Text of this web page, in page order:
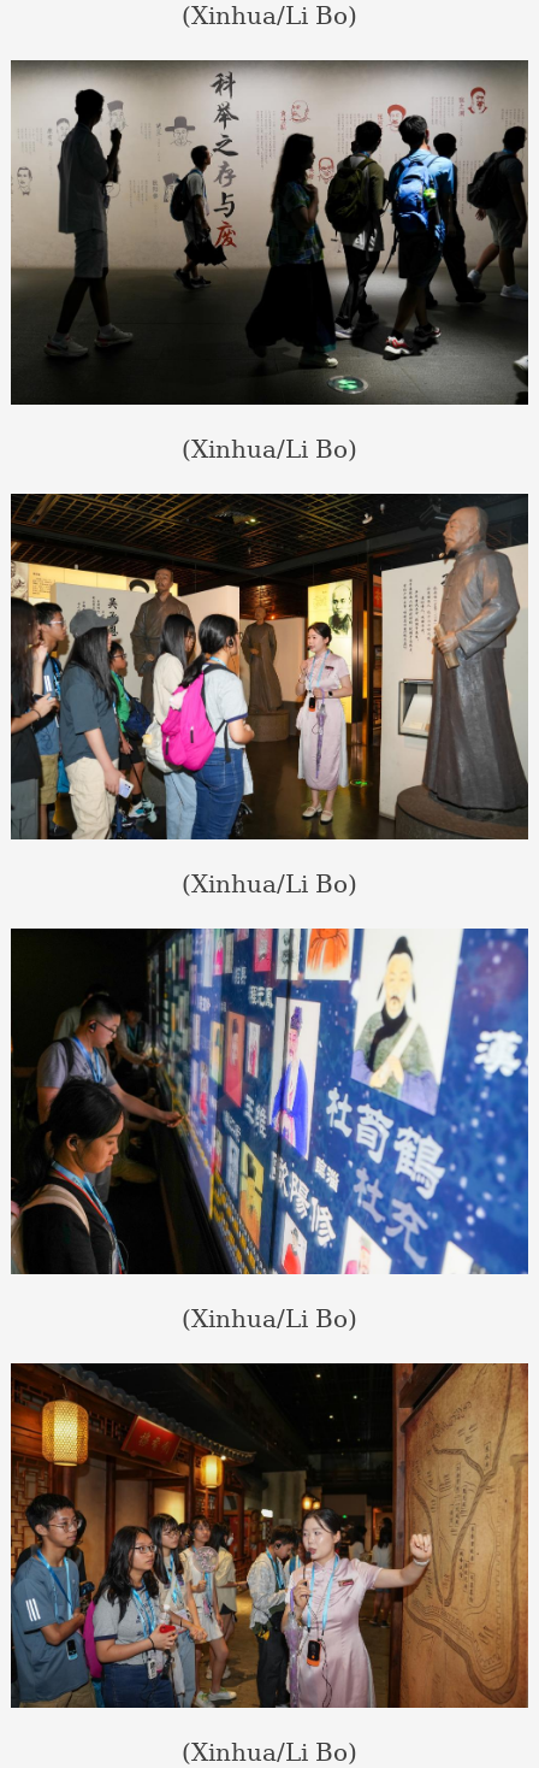
(Xinhua/Li Bo)
(Xinhua/Li Bo)
(Xinhua/Li Bo)
(Xinhua/Li Bo)
(Xinhua/Li Bo)